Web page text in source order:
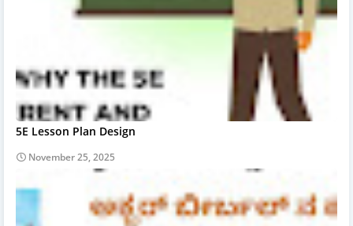
5E Lesson Plan Design
November 25, 2025